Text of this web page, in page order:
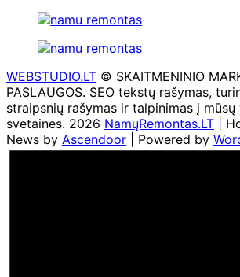
WEBSTUDIO.LT © SKAITMENINIO
PASLAUGOS. SEO tekstų rašymas,
straipsnių rašymas ir talpinimas į mūsų
svetaines. 2026 NamųRemontas.LT |
News by Ascendoor | Powered by